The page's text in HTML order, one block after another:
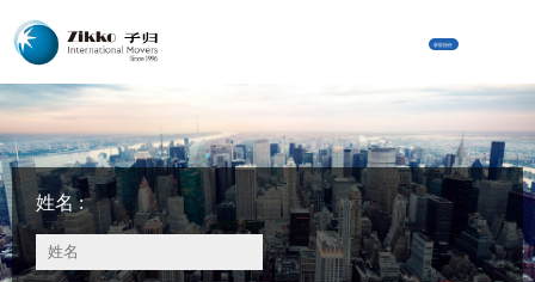
获取报价
姓名 :